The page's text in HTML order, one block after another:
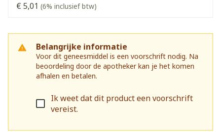
€ 5,01 (6% inclusief btw)
Belangrijke informatie
Voor dit geneesmiddel is een voorschrift nodig. Na
beoordeling door de apotheker kan je het komen
afhalen en betalen.
Ik weet dat dit product een voorschrift
vereist.